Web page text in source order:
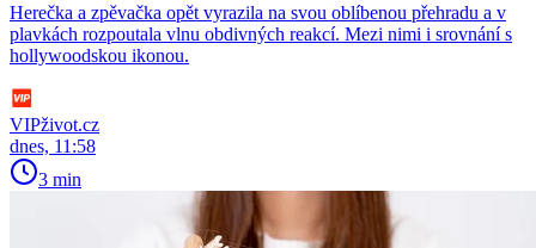
Herečka a zpěvačka opět vyrazila na svou oblíbenou přehradu a v
plavkách rozpoutala vlnu obdivných reakcí. Mezi nimi i srovnání s
hollywoodskou ikonou.
VIPživot.cz
dnes, 11:58
3 min